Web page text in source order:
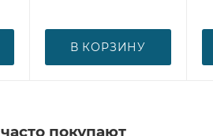
В КОРЗИНУ
покупают